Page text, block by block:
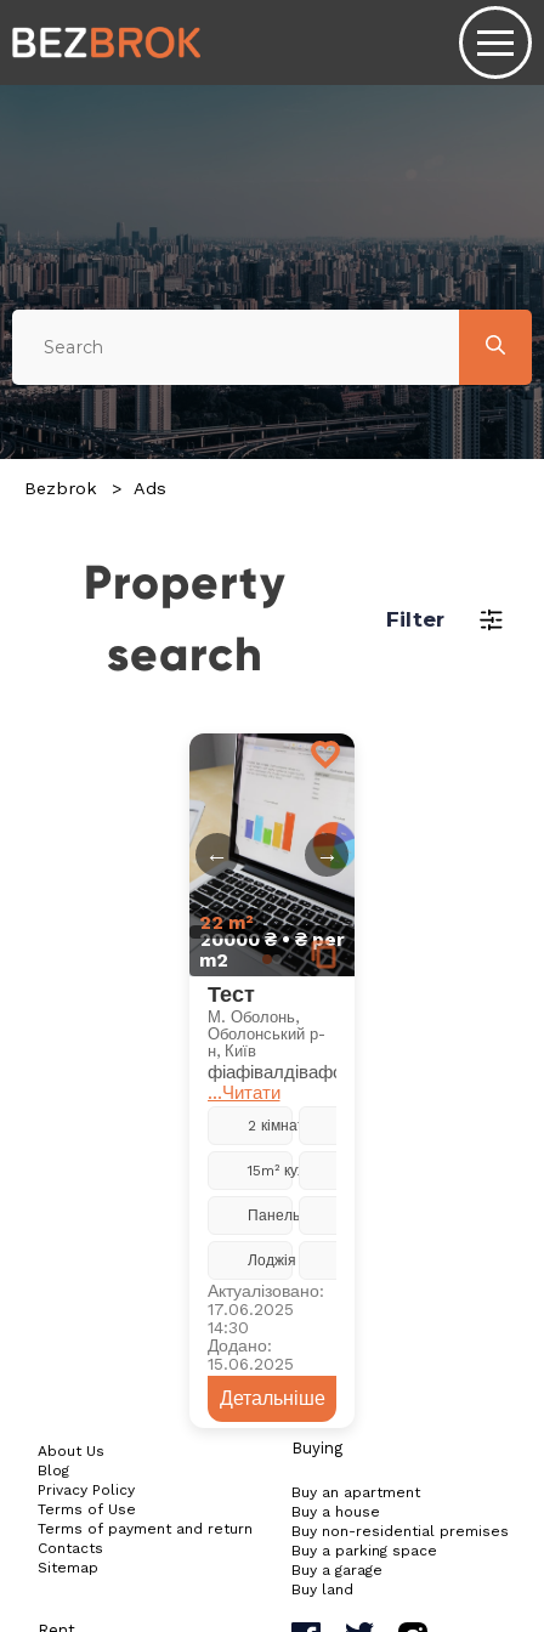
Bezbrok Ads
Property
search
Filter
← →
20000 ₴ • ₴ per
m2
22 m²
Тест
М. Оболонь,
Оболонський р-
н, Київ
...Читати
2 кімнати
15m² кухня
Панельний
Лоджія
Актуалізовано:
17.06.2025
14:30
Додано:
15.06.2025
Детальніше
About Us
Blog
Privacy Policy
Terms of Use
Terms of payment and return
Contacts
Sitemap
Buying
Buy an apartment
Buy a house
Buy non-residential premises
Buy a parking space
Buy a garage
Buy land